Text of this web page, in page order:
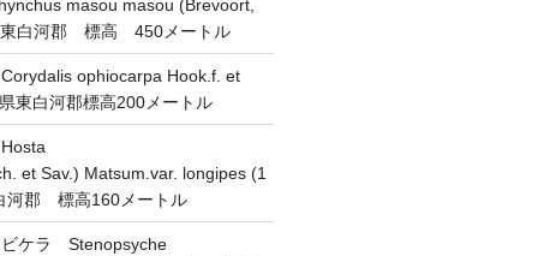
masou masou (Brevoort,
白河郡 標高 450メートル
ophiocarpa Hook.f. et
東白河郡標高200メートル
et Sav.) Matsum.var. longipes (1
河郡 標高160メートル
ビケラ Stenopsyche